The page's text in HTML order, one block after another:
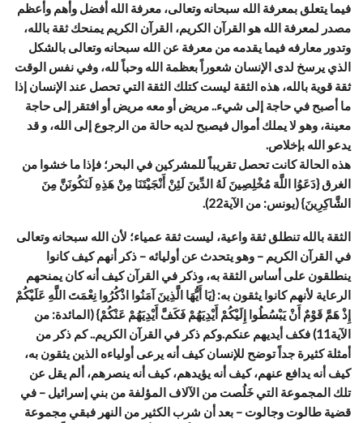
فيما يتعلق بمعرفة الله سبحانه وتعالى، معرفة الله أفضل وأهم وأعظم
مصدر لمعرفة الله هو القرآن الكريم، القرآن الكريم يمنحك ثقة بالله،
وتدور معارفه فيما يقدمه من معرفة عن الله سبحانه وتعالى بالشكل
الذي يرسخ لدى الإنسان شعوراً بعظمة الله وحباً لله، وفي نفس الوقت
ثقة قوية بالله، هذه الثقة ليست كتلك الثقة التي تحصل عند الإنسان إذا
ما أصبح في حاجة إلى شيء.. مريض أو معه مريض أو افتقر إلى حاجة
معينة، وهو لا يملك أموال فيصبح لديه حالة من الرجوع إلى الله، و قد
يدعو الله بإخلاص.
هذه الحالة كانت تحصل تقريباً للمشركين في البحر؛ فإذا ما خشوا من
الغرق {دَعَوُا اللَّهَ مُخْلِصِينَ لَهُ الدِّينَ لَئِنْ أَنْجَيْتَنَا مِنْ هَذِهِ لَنَكُونَنَّ مِنَ
الشَّاكِرِينَ} (يونس: من الآية22).
الثقة بالله تنطلق ثقة واعية، ليست ثقة عمياء؛ لأن الله سبحانه وتعالى
في القرآن الكريم – وهو يتحدث عن أوليائه – ذكر أنهم كيف كانوا
ينطلقون على أساس الثقة به، وذكر في القرآن كيف أنه كان يمنحهم
الرعاية لأنهم كانوا يثقون به: {يَا أَيُّهَا الَّذِينَ آمَنُوا اذْكُرُوا نِعْمَتَ اللَّهِ عَلَيْكُمْ
إِذْ هَمَّ قَوْمٌ أَنْ يَبْسُطُوا إِلَيْكُمْ أَيْدِيَهُمْ فَكَفَّ أَيْدِيَهُمْ عَنْكُمْ} (المائدة: من
الآية11) فكف أيديهم عنكم.وكم ذكر في القرآن الكريم.. كم ذكر من
أمثلة كثيرة جداً توضح للإنسان كيف أنه يرعى أولياءه الذين يثقون به،
كيف أنه يدافع عنهم، كيف أنه يؤيدهم، كيف أنه ينصرهم، ألم يقل عن
تلك المجموعة التي خَلُصت من الآلاف المؤلفة من بني إسرائيل – في
قضية طالوت وجالوت – بعد أن شرب الكثير من النهر فبقي مجموعة